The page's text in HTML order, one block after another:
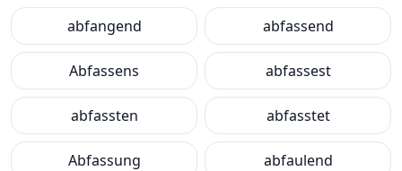
abfangend abfassend
Abfassens abfassest
abfassten abfasstet
Abfassung abfaulend